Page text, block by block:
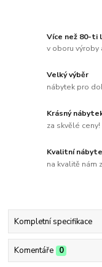
Více než 80-ti
v oboru výroby
Velký výběr
nábytek pro
Krásný
za skvělé ceny!
Kvalitní
na kvalitě nám
Kompletní specifikace
Komentáře 0